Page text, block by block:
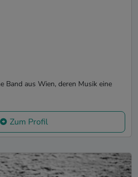
Band aus Wien, deren Musik eine
Zum Profil